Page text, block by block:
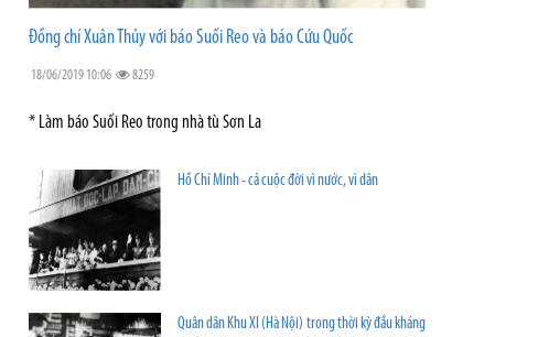
Đồng chí Xuân Thủy với báo Suối Reo và báo Cứu Quốc
18/06/2019 10:06 8259
* Làm báo Suối Reo trong nhà tù Sơn La
Hồ Chí Minh - cả cuộc đời vì nước, vì dân
Quân dân Khu XI (Hà Nội) trong thời kỳ đầu kháng